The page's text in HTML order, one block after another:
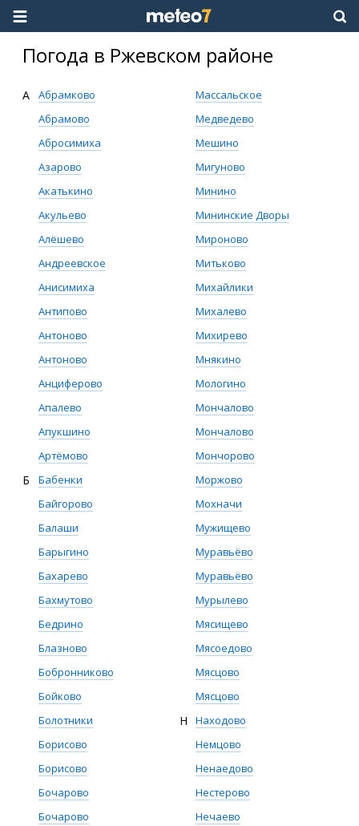
Погода в Ржевском районе
А
Абрамково
Абрамово
Абросимиха
Азарово
Акатькино
Акульево
Алёшево
Андреевское
Анисимиха
Антипово
Антоново
Антоново
Анциферово
Апалево
Апукшино
Артёмово
Б
Бабенки
Байгорово
Балаши
Барыгино
Бахарево
Бахмутово
Бедрино
Блазново
Бобронниково
Бойково
Болотники
Борисово
Борисово
Бочарово
Бочарово
Массальское
Медведево
Мешино
Мигуново
Минино
Мининские Дворы
Мироново
Митьково
Михайлики
Михалево
Михирево
Мнякино
Мологино
Мончалово
Мончалово
Мончорово
Моржово
Мохначи
Мужищево
Муравьёво
Муравьёво
Мурылево
Мясищево
Мясоедово
Мясцово
Мясцово
Н
Находово
Немцово
Ненаедово
Нестерово
Нечаево